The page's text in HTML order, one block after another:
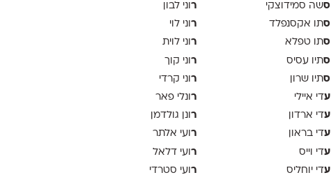
סשה סמידוצקי
סתו אקסנפלד
סתו טפלא
סתיו עסיס
סתיו שרון
עדי איילי
עדי ארדון
עדי בראון
עדי וייס
עדי יוחליס
רוני לבון
רוני לוי
רוני לוית
רוני קוך
רוני קרדי
רונלי פאר
רונן גולדמן
רועי אלתר
רועי דלאל
רועי סטרדי